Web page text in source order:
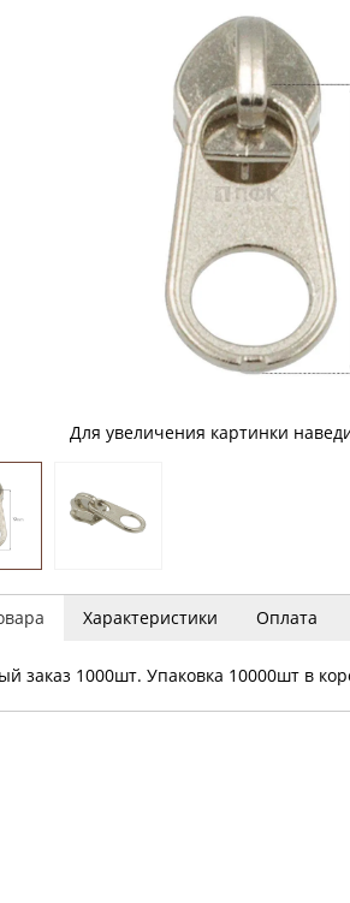
Для увеличения картинки
Характеристики Оплата
заказ 1000шт. Упаковка 10000шт в